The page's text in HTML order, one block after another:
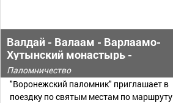
Валдай - Валаам - Варлаамо-
Хутынский монастырь -
Великий Новгород
Паломничество
"Воронежский паломник" приглашает в
поездку по святым местам по маршруту